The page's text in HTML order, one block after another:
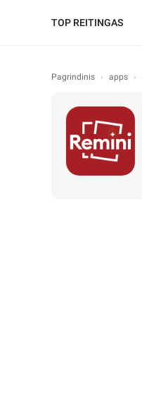
TOP REITINGAS
Pagrindinis › apps ›